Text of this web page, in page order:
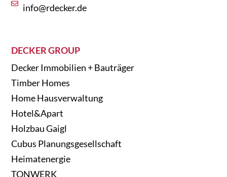
info@rdecker.de
DECKER GROUP
Decker Immobilien + Bauträger
Timber Homes
Home Hausverwaltung
Hotel&Apart
Holzbau Gaigl
Cubus Planungsgesellschaft
Heimatenergie
TONWERK